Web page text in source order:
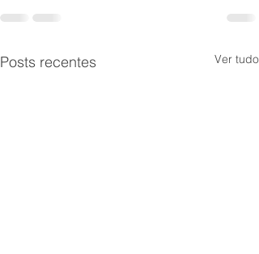
Posts recentes Ver tudo